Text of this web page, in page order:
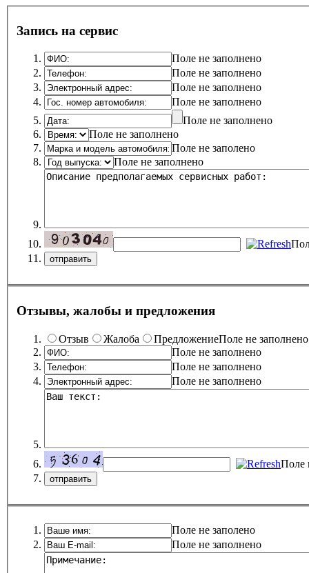
Запись на сервис
Поле не заполнено
Поле не заполнено
Поле не заполнено
Поле не заполнено
Поле не заполнено
Поле не заполнено
Поле не заполено
Поле не заполнено
Отзывы, жалобы и предложения
Отзыв Жалоба ПредложениеПоле не заполнено
Поле не заполнено
Поле не заполнено
Поле не заполнено
Поле
Поле не заполено
Поле не заполнено